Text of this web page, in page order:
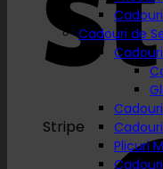
Stripe
Cadouri de
Plicuri